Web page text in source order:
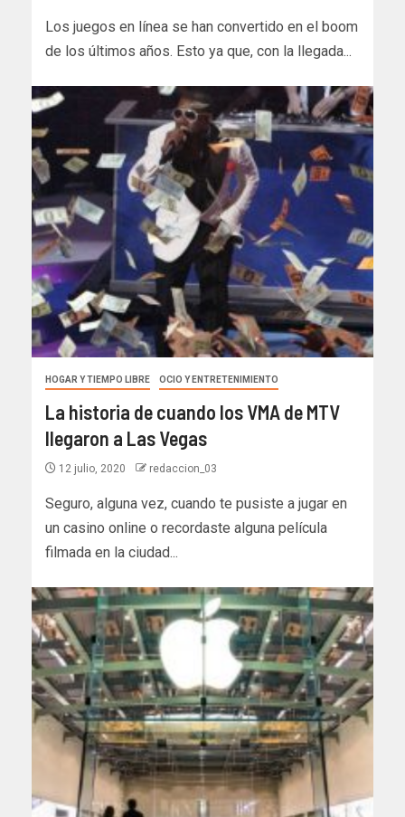
Los juegos en línea se han convertido en el boom
de los últimos años. Esto ya que, con la llegada...
HOGAR Y TIEMPO LIBRE OCIO Y ENTRETENIMIENTO
La historia de cuando los VMA de MTV
llegaron a Las Vegas
12 julio, 2020 redaccion_03
Seguro, alguna vez, cuando te pusiste a jugar en
un casino online o recordaste alguna película
filmada en la ciudad...